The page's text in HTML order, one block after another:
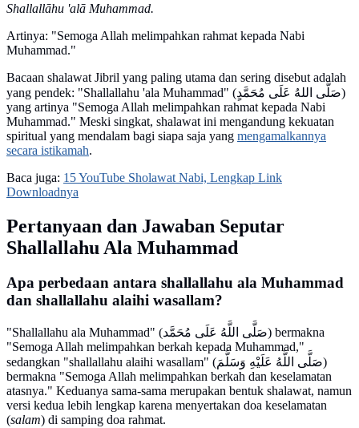
Shallallāhu 'alā Muhammad.
Artinya: "Semoga Allah melimpahkan rahmat kepada Nabi
Muhammad."
Bacaan shalawat Jibril yang paling utama dan sering disebut adalah
yang pendek: "Shallallahu 'ala Muhammad" (صَلَّى اللهُ عَلَى مُحَمَّدٍ)
yang artinya "Semoga Allah melimpahkan rahmat kepada Nabi
Muhammad." Meski singkat, shalawat ini mengandung kekuatan
spiritual yang mendalam bagi siapa saja yang mengamalkannya
secara istikamah.
Baca juga: 15 YouTube Sholawat Nabi, Lengkap Link
Downloadnya
Pertanyaan dan Jawaban Seputar
Shallallahu Ala Muhammad
Apa perbedaan antara shallallahu ala Muhammad
dan shallallahu alaihi wasallam?
"Shallallahu ala Muhammad" (صَلَّى اللَّهُ عَلَى مُحَمَّد) bermakna
"Semoga Allah melimpahkan berkah kepada Muhammad,"
sedangkan "shallallahu alaihi wasallam" (صَلَّى اللَّهُ عَلَيْهِ وَسَلَّمَ)
bermakna "Semoga Allah melimpahkan berkah dan keselamatan
atasnya." Keduanya sama-sama merupakan bentuk shalawat, namun
versi kedua lebih lengkap karena menyertakan doa keselamatan
(salam) di samping doa rahmat.